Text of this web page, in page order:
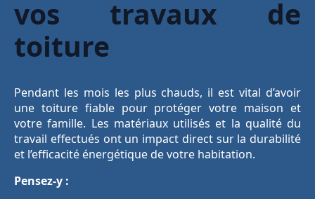
vos travaux de
toiture
Pendant les mois les plus chauds, il est vital d’avoir
une toiture fiable pour protéger votre maison et
votre famille. Les matériaux utilisés et la qualité du
travail effectués ont un impact direct sur la durabilité
et l’efficacité énergétique de votre habitation.
Pensez-y :